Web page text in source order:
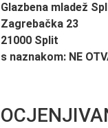
Glazbena mladež
Zagrebačka 23
21000 Split
s naznakom: NE